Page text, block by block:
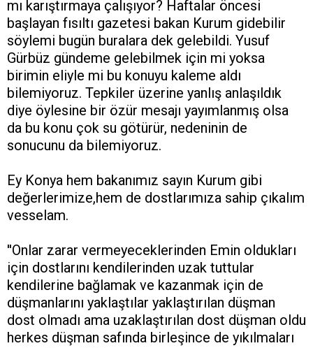
mı karıştırmaya çalışıyor? Haftalar öncesi
başlayan fısıltı gazetesi bakan Kurum gidebilir
söylemi bugün buralara dek gelebildi. Yusuf
Gürbüz gündeme gelebilmek için mi yoksa
birimin eliyle mi bu konuyu kaleme aldı
bilemiyoruz. Tepkiler üzerine yanlış anlaşıldık
diye öylesine bir özür mesajı yayımlanmış olsa
da bu konu çok su götürür, nedeninin de
sonucunu da bilemiyoruz.
Ey Konya hem bakanımız sayın Kurum gibi
değerlerimize,hem de dostlarımıza sahip çıkalım
vesselam.
''Onlar zarar vermeyeceklerinden Emin oldukları
için dostlarını kendilerinden uzak tuttular
kendilerine bağlamak ve kazanmak için de
düşmanlarını yaklaştılar yaklaştırılan düşman
dost olmadı ama uzaklaştırılan dost düşman oldu
herkes düşman safında birleşince de yıkılmaları